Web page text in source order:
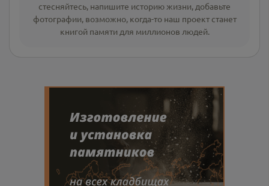
стесняйтесь, напишите историю жизни, добавьте
фотографии, возможно, когда-то наш проект станет
книгой памяти для миллионов людей.